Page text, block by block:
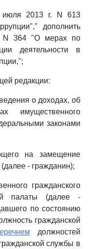
2013 г. N 613
дополнить
N 364 "О мерах по
деятельности в
редакции:
о доходах, об
имущественного
законами
на замещение
- гражданин);
гражданского
палаты (далее -
по состоянию
гражданской
должностей
службы в